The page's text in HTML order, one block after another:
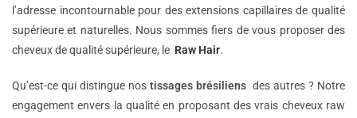
l’adresse incontournable pour des extensions capillaires de qualité
supérieure et naturelles. Nous sommes fiers de vous proposer des
cheveux de qualité supérieure, le Raw Hair.
Qu’est-ce qui distingue nos tissages brésiliens des autres ? Notre
engagement envers la qualité en proposant des vrais cheveux raw